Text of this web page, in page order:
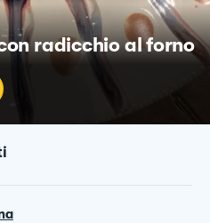
radicchio al forno